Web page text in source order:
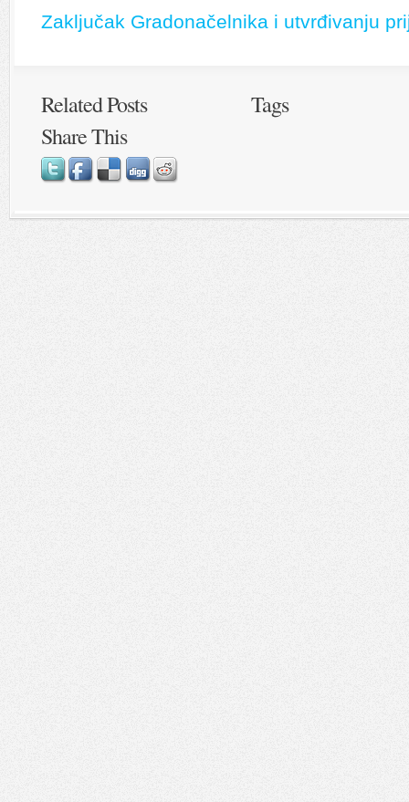
Zaključak Gradonačelnika i utvrđivanju
Related Posts
Tags
Share This